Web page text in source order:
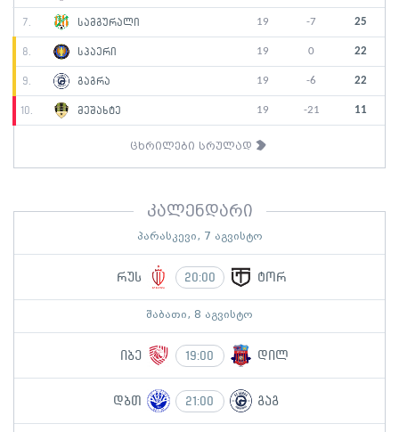
7. სამგურალი 19 -7 25
8. სპაერი 19 0 22
9. გაგრა 19 -6 22
10. მეშახტე 19 -21 11
ცხრილები სრულად
კალენდარი
პარასკევი, 7 აგვისტო
რუს 20:00 ტორ
შაბათი, 8 აგვისტო
იბე 19:00 დილ
დბთ 21:00 გაგ